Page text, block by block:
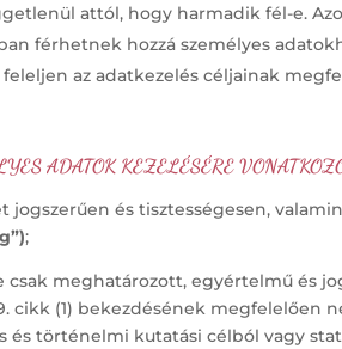
attól, hogy harmadik fél-e.
férhetnek hozzá személyes
az adatkezelés céljainak
ADATOK KEZELÉSÉRE
jogszerűen és tisztességesen,
;
csak meghatározott, egyértelmű és
cikk (1) bekezdésének megfelelően
és történelmi kutatási célból vagy